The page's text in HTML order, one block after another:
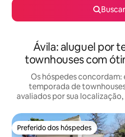
Buscar
Ávila: aluguel por
townhouses com
Os hóspedes concordam:
temporada de
avaliados por sua
Preferido dos hóspedes
Preferido dos hóspedes